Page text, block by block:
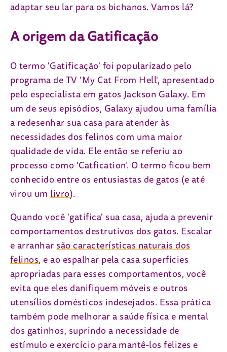
adaptar seu lar para os bichanos. Vamos lá?
A origem da Gatificação
O termo 'Gatificação' foi popularizado pelo
programa de TV 'My Cat From Hell', apresentado
pelo especialista em gatos Jackson Galaxy. Em
um de seus episódios, Galaxy ajudou uma família
a redesenhar sua casa para atender às
necessidades dos felinos com uma maior
qualidade de vida. Ele então se referiu ao
processo como 'Catfication'. O termo ficou bem
conhecido entre os entusiastas de gatos (e até
virou um livro(open in new tab)
).
Quando você 'gatifica' sua casa, ajuda a prevenir
comportamentos destrutivos dos gatos. Escalar
e arranhar são características naturais dos
felinos, e ao espalhar pela casa superfícies
apropriadas para esses comportamentos, você
evita que eles danifiquem móveis e outros
utensílios domésticos indesejados. Essa prática
também pode melhorar a saúde física e mental
dos gatinhos, suprindo a necessidade de
estímulo e exercício para mantê-los felizes e